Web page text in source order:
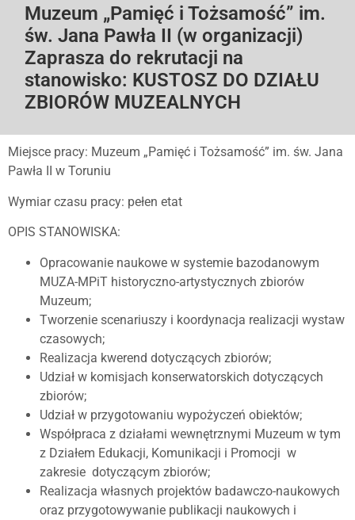
Muzeum „Pamięć i Tożsamość” im.
św. Jana Pawła II (w organizacji)
Zaprasza do rekrutacji na
stanowisko: KUSTOSZ DO DZIAŁU
ZBIORÓW MUZEALNYCH
Miejsce pracy: Muzeum „Pamięć i Tożsamość” im. św. Jana
Pawła II w Toruniu
Wymiar czasu pracy: pełen etat
OPIS STANOWISKA:
Opracowanie naukowe w systemie bazodanowym
MUZA-MPiT historyczno-artystycznych zbiorów
Muzeum;
Tworzenie scenariuszy i koordynacja realizacji wystaw
czasowych;
Realizacja kwerend dotyczących zbiorów;
Udział w komisjach konserwatorskich dotyczących
zbiorów;
Udział w przygotowaniu wypożyczeń obiektów;
Współpraca z działami wewnętrznymi Muzeum w tym
z Działem Edukacji, Komunikacji i Promocji w
zakresie dotyczącym zbiorów;
Realizacja własnych projektów badawczo-naukowych
oraz przygotowywanie publikacji naukowych i